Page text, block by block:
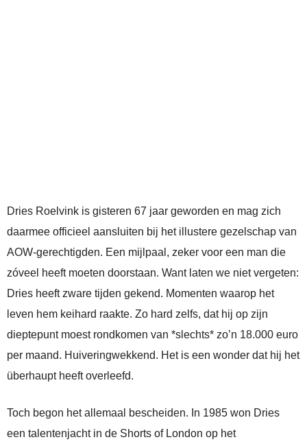
Dries Roelvink is gisteren 67 jaar geworden en mag zich
daarmee officieel aansluiten bij het illustere gezelschap van
AOW-gerechtigden. Een mijlpaal, zeker voor een man die
zóveel heeft moeten doorstaan. Want laten we niet vergeten:
Dries heeft zware tijden gekend. Momenten waarop het
leven hem keihard raakte. Zo hard zelfs, dat hij op zijn
dieptepunt moest rondkomen van *slechts* zo’n 18.000 euro
per maand. Huiveringwekkend. Het is een wonder dat hij het
überhaupt heeft overleefd.
Toch begon het allemaal bescheiden. In 1985 won Dries
een talentenjacht in de Shorts of London op het